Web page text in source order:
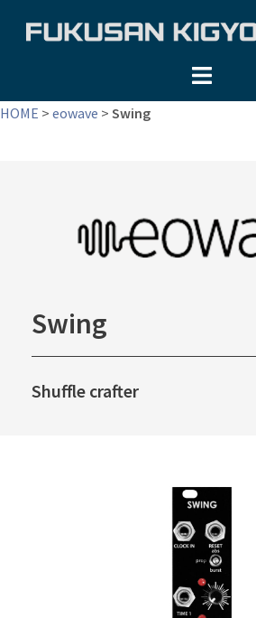
ツ
HOME > eowave > Swing
Swing
Shuffle crafter